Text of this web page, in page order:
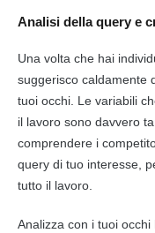
Analisi della query e
Una volta che hai
suggerisco caldamente
tuoi occhi. Le variabili
il lavoro sono davvero
comprendere i
query di tuo interesse,
tutto il lavoro.
Analizza con i tuoi occhi